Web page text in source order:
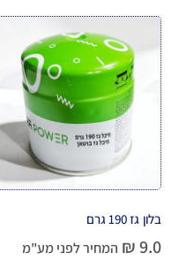
בלון גז 190 גרם
₪9.0 המחיר לפני מע"מ